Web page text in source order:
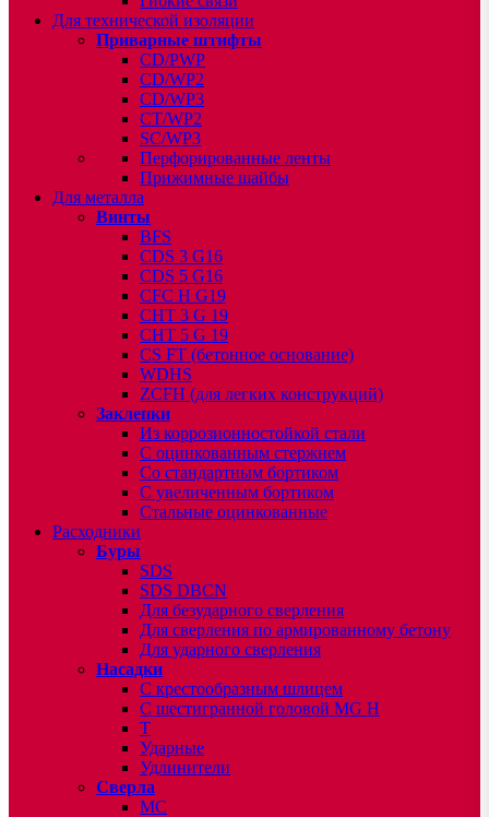
Для технической изоляции
Приварные штифты
CD/PWP
CD/WP2
CD/WP3
CT/WP2
SC/WP3
Перфорированные ленты
Прижимные шайбы
Для металла
Винты
BFS
CDS 3 G16
CDS 5 G16
CFC H G19
CHT 3 G 19
CHT 5 G 19
CS FT (бетонное основание)
WDHS
ZCFH (для легких конструкций)
Заклепки
Из коррозионностойкой стали
С оцинкованным стержнем
Со стандартным бортиком
С увеличенным бортиком
Стальные оцинкованные
Расходники
Буры
SDS
SDS DBCN
Для безударного сверления
Для сверления по армированному бетону
Для ударного сверления
Насадки
С крестообразным шлицем
С шестигранной головой MG H
T
Ударные
Удлинители
Сверла
МС